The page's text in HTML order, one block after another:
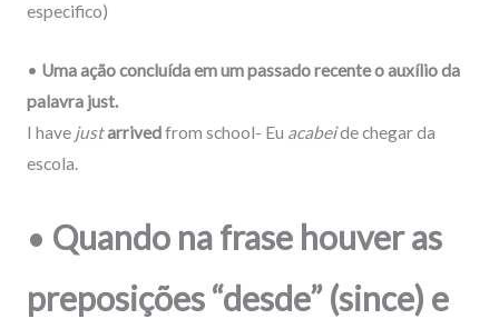
especifico)
• Uma ação concluída em um passado recente o auxílio da
palavra just.
I have justarrivedfrom school- Eu acabeidechegar da
escola.
• Quando na frase houver as
preposições “desde” (since) e